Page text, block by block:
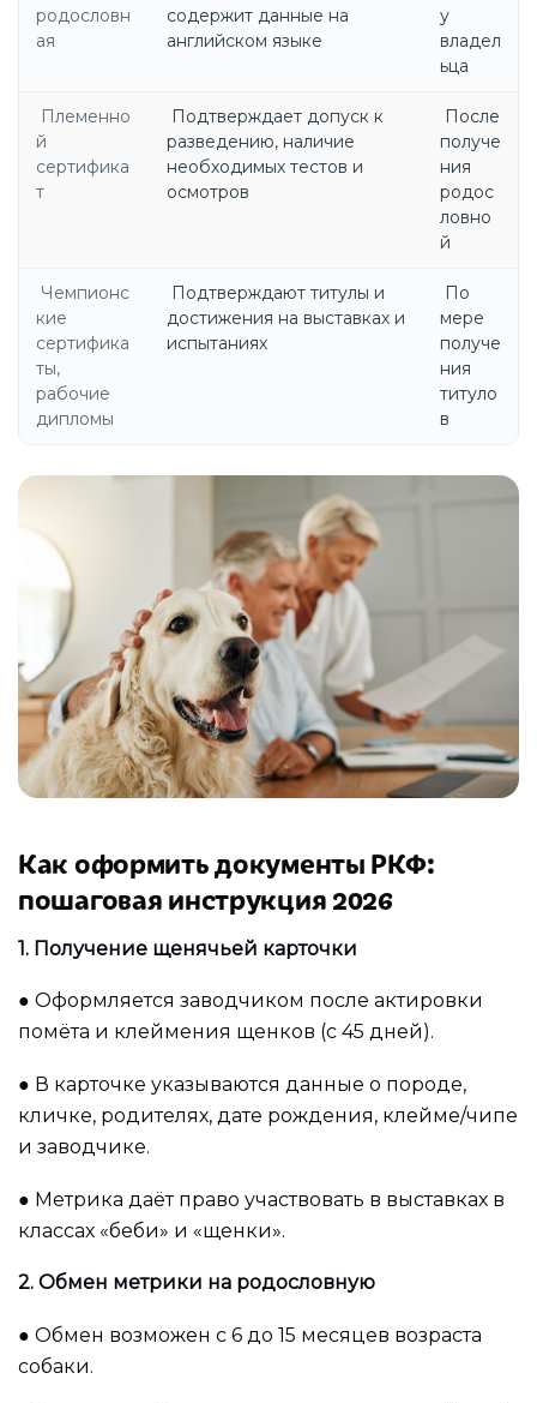
родословн
ая
содержит данные на
английском языке
у
владел
ьца
Племенно
й
сертифика
т
Подтверждает допуск к
разведению, наличие
необходимых тестов и
осмотров
После
получе
ния
родос
ловно
й
Чемпионс
кие
сертифика
ты,
рабочие
дипломы
Подтверждают титулы и
достижения на выставках и
испытаниях
По
мере
получе
ния
титуло
в
Как оформить документы РКФ:
пошаговая инструкция 2026
1. Получение щенячьей карточки
● Оформляется заводчиком после актировки
помёта и клеймения щенков (с 45 дней).
● В карточке указываются данные о породе,
кличке, родителях, дате рождения, клейме/чипе
и заводчике.
● Метрика даёт право участвовать в выставках в
классах «беби» и «щенки».
2. Обмен метрики на родословную
● Обмен возможен с 6 до 15 месяцев возраста
собаки.